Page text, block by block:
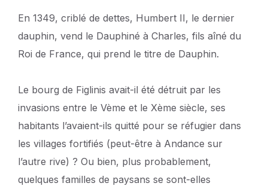
En 1349, criblé de dettes, Humbert II, le dernier
dauphin, vend le Dauphiné à Charles, fils aîné du
Roi de France, qui prend le titre de Dauphin.
Le bourg de Figlinis avait-il été détruit par les
invasions entre le Vème et le Xème siècle, ses
habitants l’avaient-ils quitté pour se réfugier dans
les villages fortifiés (peut-être à Andance sur
l’autre rive) ? Ou bien, plus probablement,
quelques familles de paysans se sont-elles